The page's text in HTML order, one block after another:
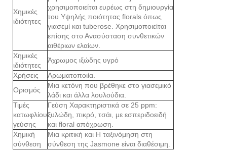
Χημικές
ιδιότητες
χρησιμοποιείται ευρέως στη δημιουργία
του Υψηλής ποιότητας florals όπως
γιασεμί και tuberose. Χρησιμοποιείται
επίσης στο Ανασύσταση συνθετικών
αιθέριων ελαίων.
Χημικές
ιδιότητες
Άχρωμος ιξώδης υγρό
Χρήσεις
Αρωματοποιία.
Ορισμός
Μια κετόνη που βρέθηκε στο γιασεμικό
λάδι και άλλα λουλούδια.
Τιμές
κατωφλίου
γεύσης
Γεύση Χαρακτηριστικά σε 25 ppm:
ξυλώδη, πικρό, τσάι, με εσπεριδοειδή
και floral απόχρωση.
Χημική
σύνθεση
Μια κριτική και Η ταξινόμηση στη
σύνθεση της Jasmone είναι διαθέσιμη.